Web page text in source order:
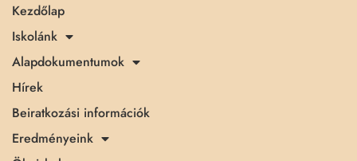
Kezdőlap
Iskolánk
Alapdokumentumok
Hírek
Beiratkozási információk
Eredményeink